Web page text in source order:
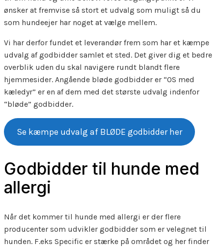
ønsker at fremvise så stort et udvalg som muligt så du
som hundeejer har noget at vælge mellem.
Vi har derfor fundet et leverandør frem som har et kæmpe
udvalg af godbidder samlet et sted. Det giver dig et bedre
overblik uden du skal navigere rundt blandt flere
hjemmesider. Angående bløde godbidder er “OS med
kæledyr” er en af dem med det største udvalg indenfor
“bløde” godbidder.
Se kæmpe udvalg af BLØDE godbidder her
Godbidder til hunde med
allergi
Når det kommer til hunde med allergi er der flere
producenter som udvikler godbidder som er velegnet til
hunden. F.eks Specific er stærke på området og her finder